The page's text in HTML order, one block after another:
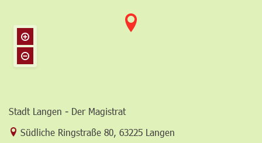
Stadt Langen - Der Magistrat
Link zur Google-Maps Navigation
Südliche Ringstraße 80 63225 Langen